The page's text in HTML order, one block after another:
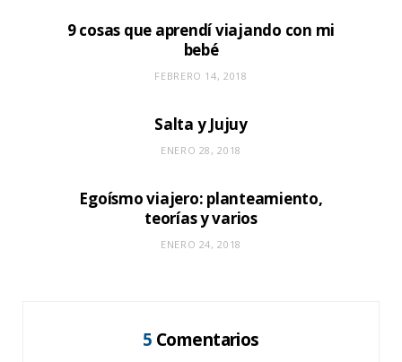
9 cosas que aprendí viajando con mi
bebé
FEBRERO 14, 2018
Salta y Jujuy
ENERO 28, 2018
Egoísmo viajero: planteamiento,
teorías y varios
ENERO 24, 2018
5 Comentarios